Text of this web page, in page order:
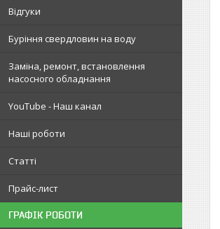
Відгуки
Буріння свердловин на воду
Заміна, ремонт, встановлення
насосного обладнання
YouTube - Наш канал
Наші роботи
Статті
Прайс-лист
ГРАФІК РОБОТИ